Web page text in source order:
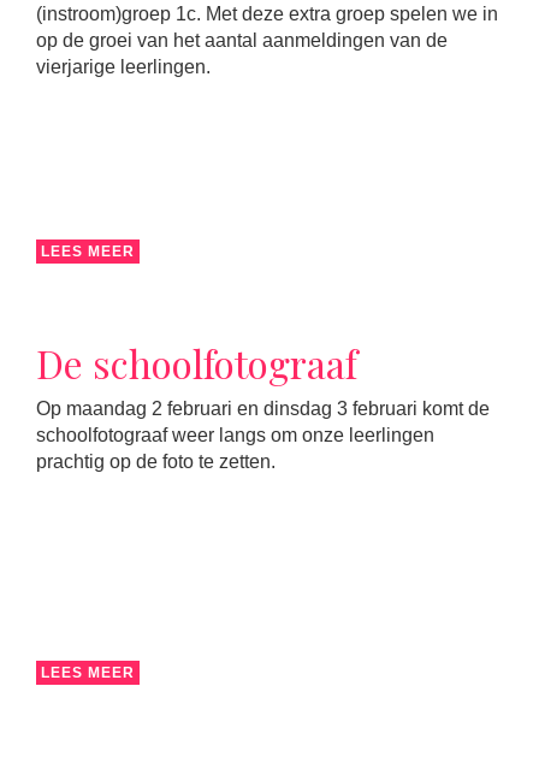
(instroom)groep 1c. Met deze extra groep spelen we in
op de groei van het aantal aanmeldingen van de
vierjarige leerlingen.
LEES MEER
De schoolfotograaf
Op maandag 2 februari en dinsdag 3 februari komt de
schoolfotograaf weer langs om onze leerlingen
prachtig op de foto te zetten.
LEES MEER